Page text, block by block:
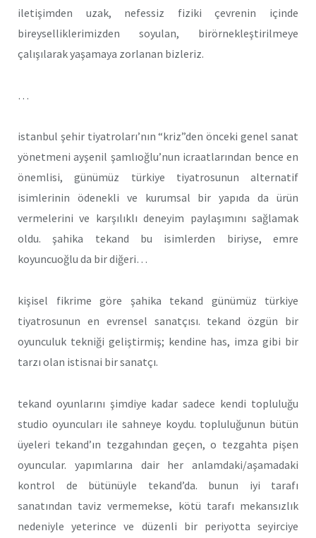
iletişimden uzak, nefessiz fiziki çevrenin içinde
bireyselliklerimizden soyulan, birörnekleştirilmeye
çalışılarak yaşamaya zorlanan bizleriz.
…
istanbul şehir tiyatroları’nın “kriz”den önceki genel sanat
yönetmeni ayşenil şamlıoğlu’nun icraatlarından bence en
önemlisi, günümüz türkiye tiyatrosunun alternatif
isimlerinin ödenekli ve kurumsal bir yapıda da ürün
vermelerini ve karşılıklı deneyim paylaşımını sağlamak
oldu. şahika tekand bu isimlerden biriyse, emre
koyuncuoğlu da bir diğeri…
kişisel fikrime göre şahika tekand günümüz türkiye
tiyatrosunun en evrensel sanatçısı. tekand özgün bir
oyunculuk tekniği geliştirmiş; kendine has, imza gibi bir
tarzı olan istisnai bir sanatçı.
tekand oyunlarını şimdiye kadar sadece kendi topluluğu
studio oyuncuları ile sahneye koydu. topluluğunun bütün
üyeleri tekand’ın tezgahından geçen, o tezgahta pişen
oyuncular. yapımlarına dair her anlamdaki/aşamadaki
kontrol de bütünüyle tekand’da. bunun iyi tarafı
sanatından taviz vermemekse, kötü tarafı mekansızlık
nedeniyle yeterince ve düzenli bir periyotta seyirciye